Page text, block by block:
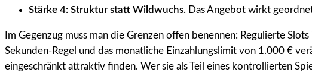
Stärke 4: Struktur statt Wildwuchs. Das Angebot wirkt
Im Gegenzug muss man die Grenzen offen benennen: Regulierte
Sekunden-Regel und das monatliche Einzahlungslimit von 1.000 €
eingeschränkt attraktiv finden. Wer sie als Teil eines kontrollierten